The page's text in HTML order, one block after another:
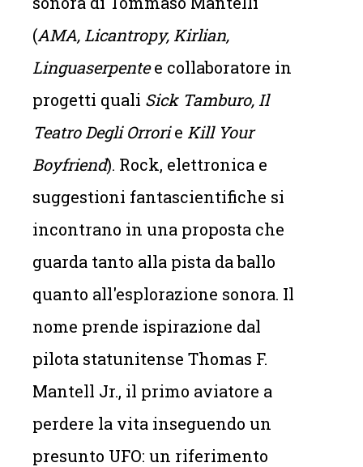
(AMA, Licantropy, Kirlian,
Linguaserpentee collaboratore in
progetti quali Sick Tamburo, Il
Teatro Degli Orrorie Kill Your
Boyfriend). Rock, elettronica e
suggestioni fantascientifiche si
incontrano in una proposta che
guarda tanto alla pista da ballo
quanto all'esplorazione sonora. Il
nome prende ispirazione dal
pilota statunitense Thomas F.
Mantell Jr., il primo aviatore a
perdere la vita inseguendo un
presunto UFO: un riferimento